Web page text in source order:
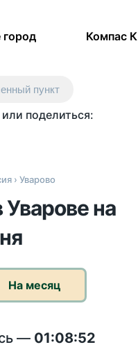
Компас
пункт
поделиться:
› Уварово
на
На месяц
— 01:08:52